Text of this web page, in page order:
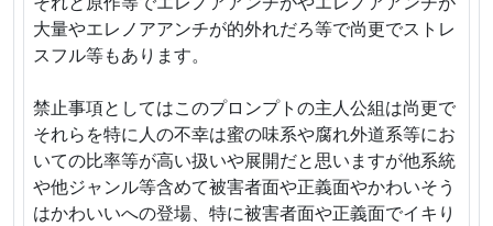
大量やエレノアアンチが的外れだろ等で尚更でストレ
スフル等もあります。
禁止事項としてはこのプロンプトの主人公組は尚更で
それらを特に人の不幸は蜜の味系や腐れ外道系等にお
いての比率等が高い扱いや展開だと思いますが他系統
や他ジャンル等含めて被害者面や正義面やかわいそう
はかわいいへの登場、特に被害者面や正義面でイキり